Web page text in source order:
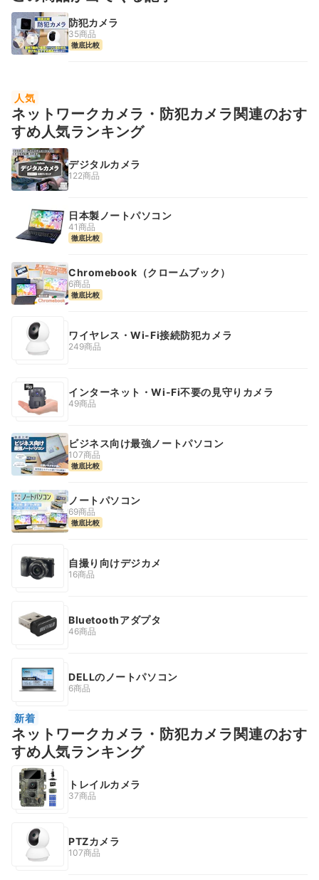
防犯カメラ
35商品
徹底比較
人気
ネットワークカメラ・防犯カメラ関連のおす
すめ人気ランキング
デジタルカメラ
122商品
日本製ノートパソコン
41商品
徹底比較
Chromebook（クロームブック）
6商品
徹底比較
ワイヤレス・Wi-Fi接続防犯カメラ
249商品
インターネット・Wi-Fi不要の見守りカメラ
49商品
ビジネス向け最強ノートパソコン
107商品
徹底比較
ノートパソコン
69商品
徹底比較
自撮り向けデジカメ
16商品
Bluetoothアダプタ
46商品
DELLのノートパソコン
6商品
新着
ネットワークカメラ・防犯カメラ関連のおす
すめ人気ランキング
トレイルカメラ
37商品
PTZカメラ
107商品